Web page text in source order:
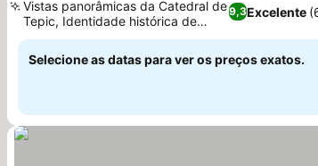
9,3Excelente
Vistas panorâmicas da Catedral de
Tepic, Identidade histórica de
Tepic
Selecione as datas para ver os preços exatos.